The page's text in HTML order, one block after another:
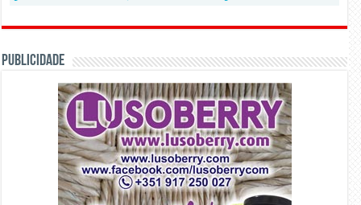
PUBLICIDADE